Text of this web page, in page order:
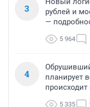
3
рублей и
—
5 964
4
планирует
происходит
5 335